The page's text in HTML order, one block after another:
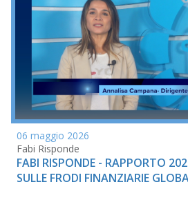
06 maggio 2026
Fabi Risponde
FABI RISPONDE - RAPPORTO
SULLE FRODI FINANZIARIE